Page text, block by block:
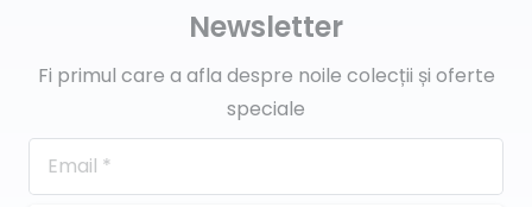
Newsletter
Fi primul care a afla despre noile colecții și oferte
speciale